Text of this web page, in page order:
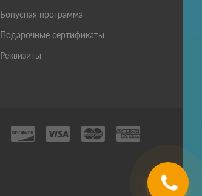
Бонусная программа
Подарочные сертификаты
Реквизиты